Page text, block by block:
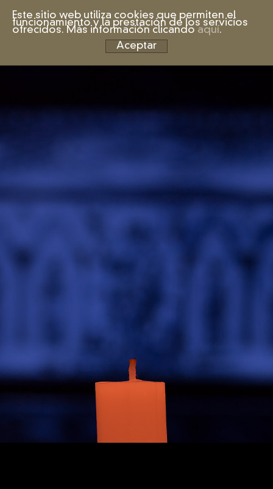
Este sitio web utiliza cookies que permiten el
funcionamiento y la prestación de los servicios
ofrecidos. Más información clicando aquí.
Aceptar